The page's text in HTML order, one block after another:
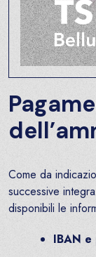
Come da
successive
disponibili le
IBAN e